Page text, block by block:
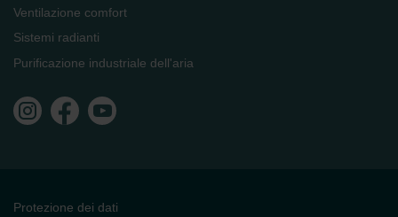
Ventilazione comfort
Sistemi radianti
Purificazione industriale dell'aria
Protezione dei dati